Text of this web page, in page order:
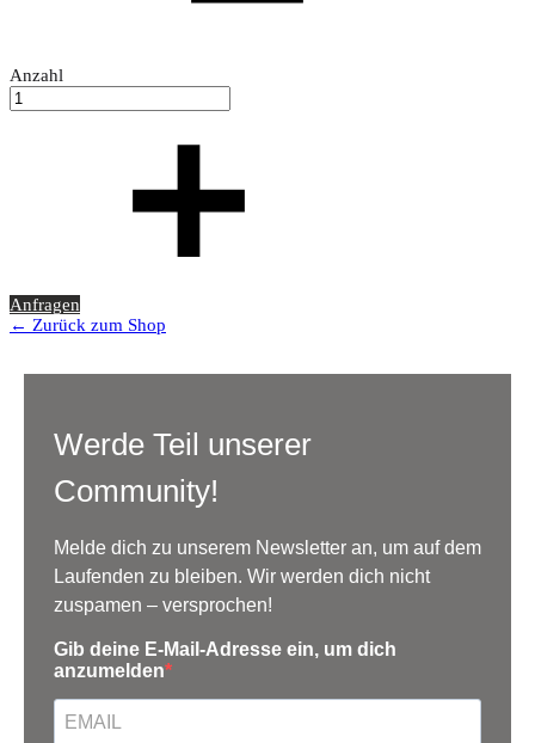
Anzahl
Anfragen
← Zurück zum Shop
Werde Teil unserer
Community!
Melde dich zu unserem Newsletter an, um auf dem
Laufenden zu bleiben. Wir werden dich nicht
zuspamen – versprochen!
Gib deine E-Mail-Adresse ein, um dich
anzumelden